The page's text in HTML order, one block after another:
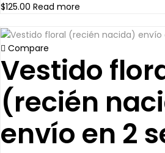
$125.00 Read more
Compare
Vestido
(recién
envío en 2